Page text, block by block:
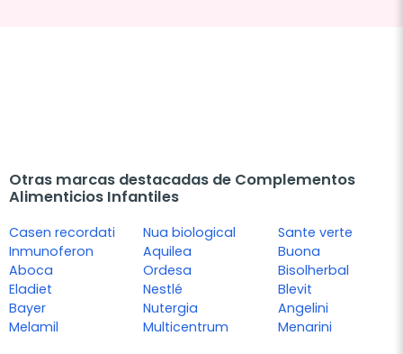
Otras marcas destacadas de Complementos
Alimenticios Infantiles
Casen recordati
Inmunoferon
Aboca
Eladiet
Bayer
Melamil
Nua biological
Aquilea
Ordesa
Nestlé
Nutergia
Multicentrum
Sante verte
Buona
Bisolherbal
Blevit
Angelini
Menarini